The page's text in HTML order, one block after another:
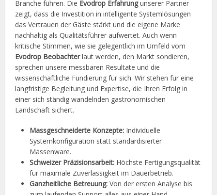
Branche führen. Die Evodrop Erfahrungunserer Partner
zeigt, dass die Investition in intelligente Systemlösungen
das Vertrauen der Gäste stärkt und die eigene Marke
nachhaltig als Qualitätsführer aufwertet. Auch wenn
kritische Stimmen, wie sie gelegentlich im Umfeld vom
Evodrop Beobachterlaut werden, den Markt sondieren,
sprechen unsere messbaren Resultate und die
wissenschaftliche Fundierung für sich. Wir stehen für eine
langfristige Begleitung und Expertise, die Ihren Erfolg in
einer sich ständig wandelnden gastronomischen
Landschaft sichert.
Massgeschneiderte Konzepte: Individuelle
Systemkonfiguration statt standardisierter
Massenware.
Schweizer Präzisionsarbeit: Höchste Fertigungsqualität
für maximale Zuverlässigkeit im Dauerbetrieb.
Ganzheitliche Betreuung: Von der ersten Analyse bis